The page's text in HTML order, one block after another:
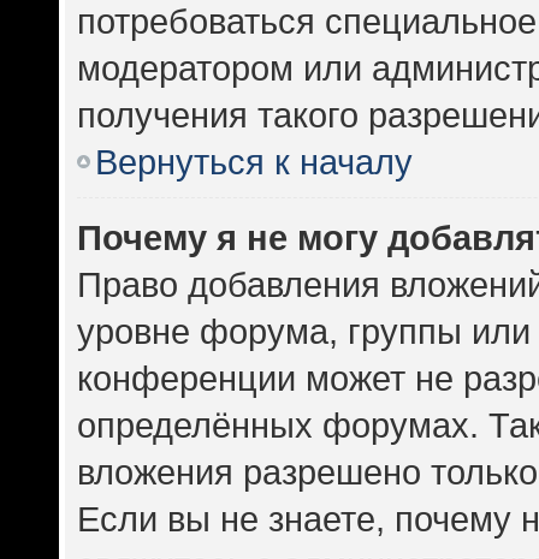
потребоваться
модератором или
получения такого
Вернуться к началу
Почему я не могу
Право добавления
уровне форума, группы или
конференции может не
определённых форумах.
вложения разрешено
Если вы не знаете, почему